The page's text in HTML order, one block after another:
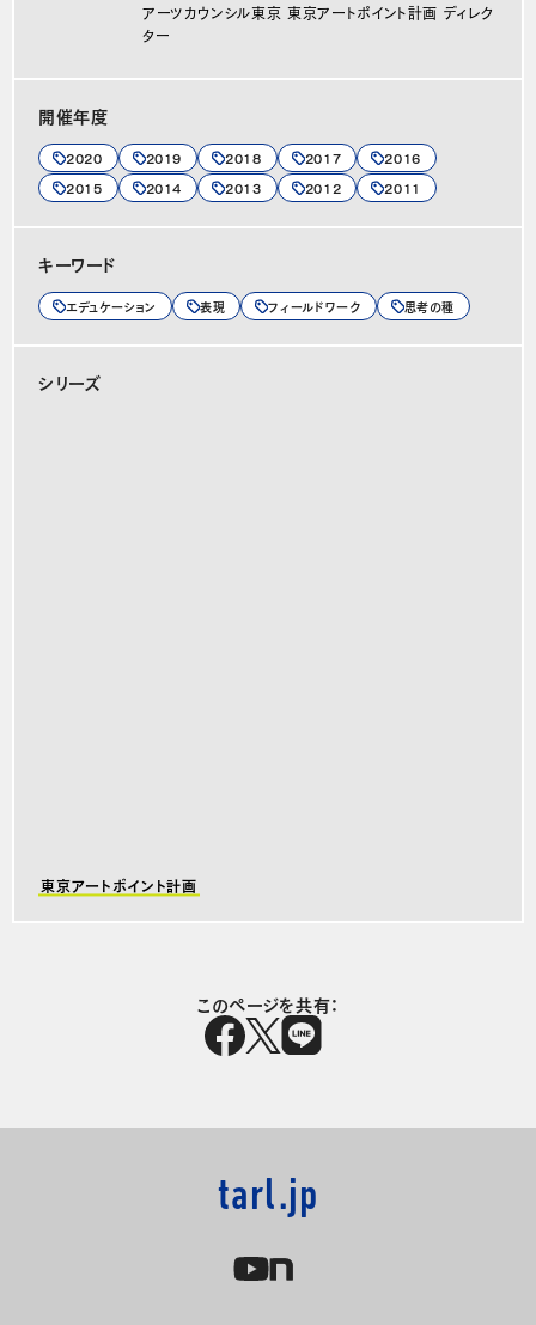
アーツカウンシル東京 東京アートポイント計画 ディレク
ター
開催年度
2020 2019 2018 2017
2016
2015
2014 2013 2012 2011
キーワード
エデュケーション 表現 フィールドワーク 思考の種
シリーズ
東京アートポイント計画
このページを共有：
tarl.jp